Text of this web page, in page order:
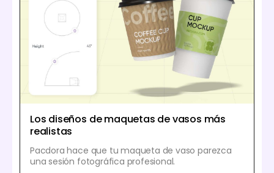
Los diseños de maquetas de vasos más
realistas
Pacdora hace que tu maqueta de vaso parezca
una sesión fotográfica profesional.